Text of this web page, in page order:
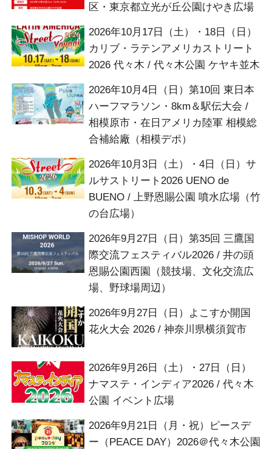
区・東京都立光が丘公園けやき広場
2026年10月17日（土）・18日（日）
カリブ・ラテンアメリカストリート
2026 代々木 / 代々木公園 ケヤキ並木
2026年10月4日（日）第10回 東日本
ハーフマラソン・8km＆駅伝大会 /
相模原市・在日アメリカ陸軍 相模総
合補給廠（相模デポ）
2026年10月3日（土）・4日（日）サ
ルサストリート2026 UENO de
BUENO / 上野恩賜公園 噴水広場（竹
の台広場）
2026年9月27日（日）第35回 三鷹国
際交流フェスティバル2026 / 井の頭
恩賜公園西園（競技場、文化交流広
場、野球場周辺）
2026年9月27日（日）よこすか開国
花火大会 2026 / 神奈川県横須賀市
2026年9月26日（土）・27日（日）
ナマステ・インディア2026 / 代々木
公園 イベント広場
2026年9月21日（月・祝）ピースデ
ー（PEACE DAY）2026＠代々木公園